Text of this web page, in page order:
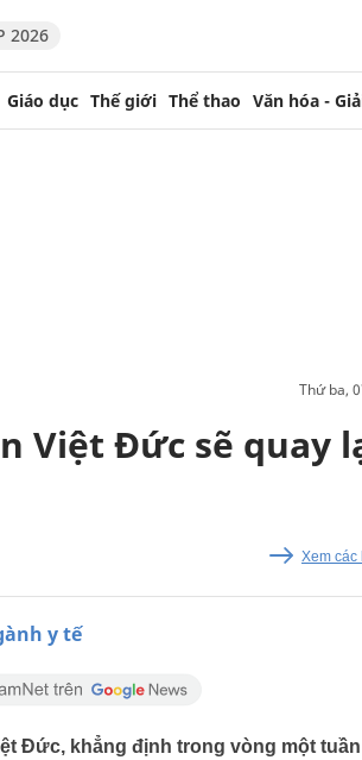
2026
Giáo dục Thế giới Thể thao Văn hóa -
thứ ba,
Việt Đức sẽ quay
Xem các
y tế
Đức, khẳng định trong vòng một